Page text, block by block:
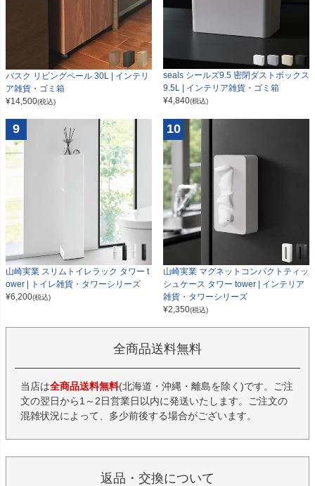
バスク リビングペール 30L | インテリ
ア雑貨・ゴミ箱
¥14,500(税込)
seals シールズ9.5 密閉ダストボックス
9.5L | インテリア雑貨・ゴミ箱
¥4,840(税込)
9
山崎実業 スリムトイレラック タワー t
ower | トイレ雑貨・タワーシリーズ
¥6,200(税込)
10
山崎実業 マグネットコンパクトティッ
シュケース タワー tower | インテリア
雑貨・タワーシリーズ
¥2,350(税込)
全商品送料無料
当店は全商品送料無料(北海道・沖縄・離島を除く)です。ご注
文の翌日から1～2日営業日以内に発送いたします。ご注文の
混雑状況によって、多少前後する場合がございます。
返品・交換について